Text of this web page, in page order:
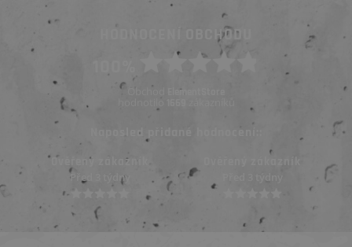
HODNOCENÍ OBCHODU
Obchod ElementStore
hodnotilo
Naposled přidané hodnocení::
Ověřený zákazník
Před 3 týdny